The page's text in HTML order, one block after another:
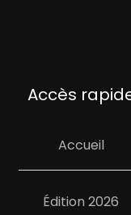
Accès
Accueil
Édition 2026